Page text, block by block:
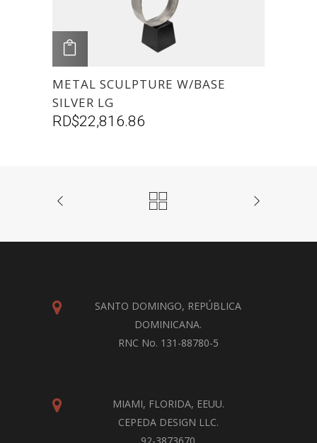
METAL SCULPTURE W/BASE
SILVER LG
RD$22,816.86
SANTO DOMINGO, REPÚBLICA
DOMINICANA.
RNC No. 131-88780-5
MIAMI, FLORIDA, EEUU.
CEPEDA DESIGN LLC.